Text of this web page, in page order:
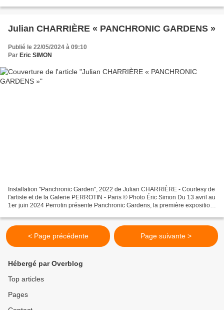
Julian CHARRIÈRE « PANCHRONIC GARDENS »
Publié le 22/05/2024 à 09:10
Par Eric SIMON
Installation "Panchronic Garden", 2022 de Julian CHARRIÈRE - Courtesy de
l'artiste et de la Galerie PERROTIN - Paris © Photo Éric Simon Du 13 avril au
1er juin 2024 Perrotin présente Panchronic Gardens, la première exposition
< Page précédente Page suivante >
Hébergé par Overblog
Top articles
Pages